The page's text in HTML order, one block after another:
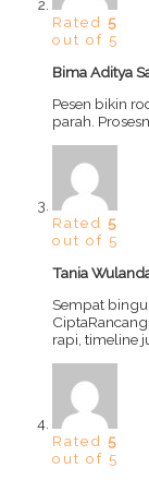
Rated 5
out of 5
Bima Aditya
Pesen bikin
parah.
Rated 5
out of 5
Tania
Sempat
rapi, timeline
Rated 5
out of 5